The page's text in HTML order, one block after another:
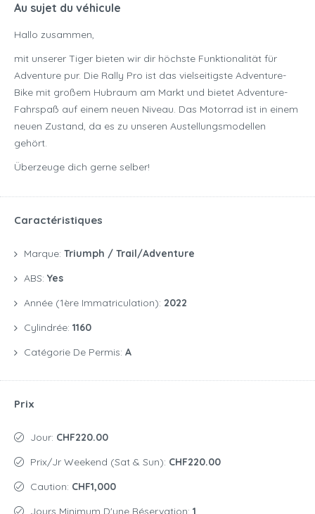
Au sujet du véhicule
Hallo zusammen,
mit unserer Tiger bieten wir dir höchste Funktionalität für
Adventure pur. Die Rally Pro ist das vielseitigste Adventure-
Bike mit großem Hubraum am Markt und bietet Adventure-
Fahrspaß auf einem neuen Niveau. Das Motorrad ist in einem
neuen Zustand, da es zu unseren Austellungsmodellen
gehört.
Überzeuge dich gerne selber!
Caractéristiques
Marque: Triumph / Trail/Adventure
ABS: Yes
Année (1ère Immatriculation): 2022
Cylindrée: 1160
Catégorie De Permis: A
Prix
Jour: CHF220.00
Prix/jr Weekend (Sat & Sun): CHF220.00
Caution: CHF1,000
Jours Minimum D'une Réservation: 1